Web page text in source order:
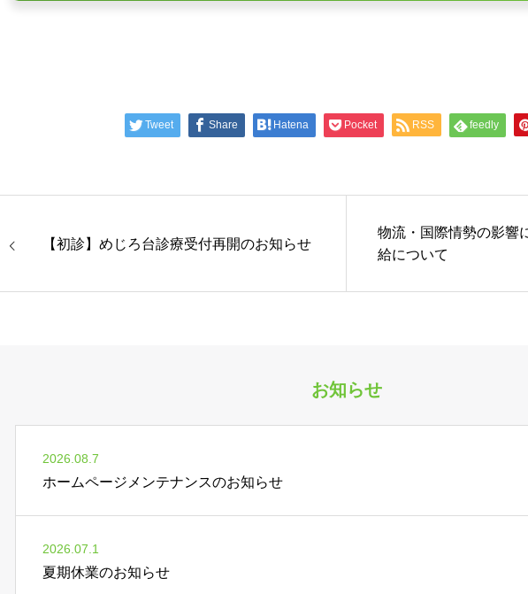
Tweet Share Hatena Pocket RSS feedly
【初診】めじろ台診療受付再開のお知らせ
物流・国際情勢の影響
給について
お知らせ
2026.08.7
ホームページメンテナンスのお知らせ
2026.07.1
夏期休業のお知らせ